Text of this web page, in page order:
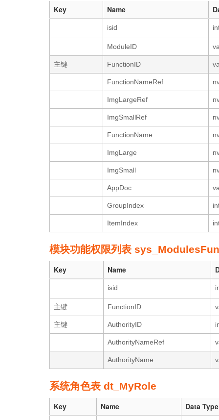
Key Name
isid
ModuleID
主键 FunctionID
FunctionNameRef
ImgLargeRef
ImgSmallRef
FunctionName
ImgLarge
ImgSmall
AppDoc
GroupIndex
ItemIndex
模块功能权限列表
Key Name
isid
主键 FunctionID
主键 AuthorityID
AuthorityNameRef
AuthorityName
系统角色表 dt_MyRole
Key Name Data Type